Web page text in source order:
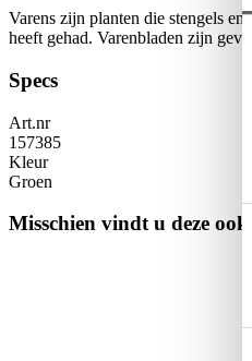
Varens zijn planten die stengels
heeft gehad. Varenbladen zijn
Specs
Art.nr
157385
Kleur
Groen
Misschien vindt u deze ook